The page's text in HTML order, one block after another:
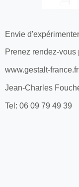
Envie
Prenez rendez-vous
www.gestalt-france.fr
Jean-Charles
Tel: 06 09 79 49 39